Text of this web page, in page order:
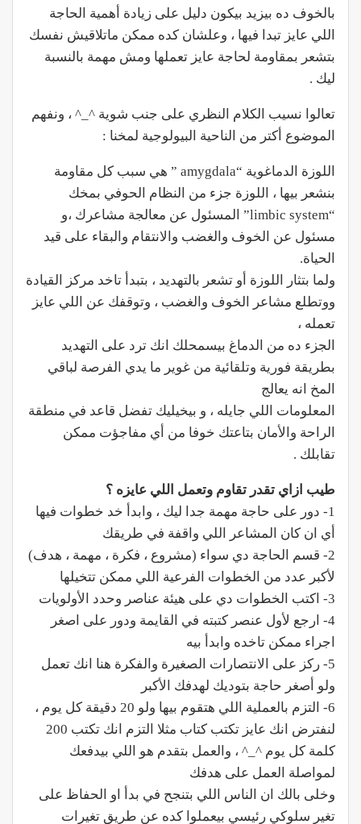
بالخوف ده بيزيد بيكون دليل على زيادة أهمية الحاجة
اللي عايز تبدا فيها ، وعلشان كده ممكن ماتلاقيش نفسك
بتشعر بمقاومة لحاجة عايز تعملها ومش مهمة بالنسبة
ليك .
تعالوا نسيب الكلام النظري على جنب شوية ^_^ ، ونفهم
الموضوع أكتر من الناحية البيولوجية لمخنا :
اللوزة الدماغوية “amygdala ” هي سبب كل مقاومة
بنشعر بيها ، اللوزة جزء من النظام الحوفي بمخك
“limbic system” المسئول عن معالجة مشاعرك ،و
مسئول عن الخوف والغضب والانتقام والبقاء على قيد
الحياة.
ولما بتثار اللوزة أو تشعر بالتهديد ، بتبدأ تاخد مركز القيادة
ووتطلع مشاعر الخوف والغضب ، وتوقفك عن اللي عايز
تعمله ،
الجزء ده من الدماغ بيسمحلك انك ترد على التهديد
بطريقة فورية وتلقائية من غوير ما يدي الفرصة لباقي
المخ انه يعالج
المعلومات اللي جايله ، و بيخيليك تفضل قاعد في منطقة
الراحة والأمان بتاعتك خوفا من أي مفاجؤت ممكن
تقابلك .
طيب ازاي تقدر تقاوم وتعمل اللي عايزه ؟
1- دور على حاجة مهمة جدا ليك ، وابدأ خد خطوات فيها
أي ان كان المشاعر اللي واقفة في طريقك
2- قسم الحاجة دي سواء (مشروع ، فكرة ، مهمة ، هدف)
لأكبر عدد من الخطوات الفرعية اللي ممكن تتخيلها
3- اكتب الخطوات دي على هيئة عناصر وحدد الأولويات
4- ارجع لأول عنصر كتبته في القايمة ودور على اصغر
اجراء ممكن تاخده وابدأ بيه
5- ركز على الانتصارات الصغيرة والفكرة هنا انك تعمل
ولو أصغر حاجة بتوديك لهدفك الأكبر
6- التزم بالعملية اللي هتقوم بيها ولو 20 دقيقة كل يوم ،
لنفترض انك عايز تكتب كتاب مثلا التزم انك تكتب 200
كلمة كل يوم ^_^ ، والعمل بتقدم هو اللي بيدفعك
لمواصلة العمل على هدفك
وخلى بالك ان الناس اللي بتنجح في بدأ او الحفاظ على
تغير سلوكي رئيسي بيعملوا كده عن طريق تغيرات